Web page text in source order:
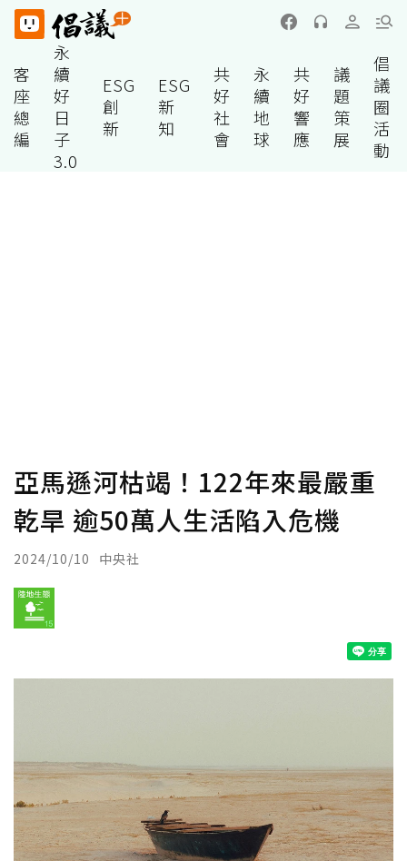
客
座
總
編
永
續
好
日
子
3.0
ESG
創
新
ESG
新
知
共
好
社
會
永
續
地
球
共
好
響
應
議
題
策
展
倡
議
圈
活
動
亞馬遜河枯竭！122年來最嚴重
乾旱 逾50萬人生活陷入危機
2024/10/10 中央社